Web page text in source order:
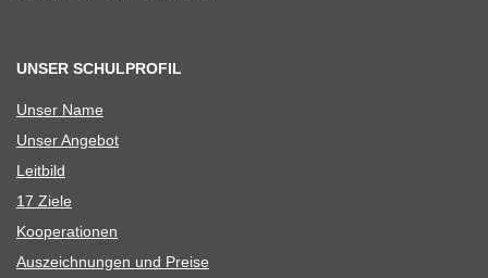
UNSER SCHULPROFIL
Unser Name
Unser Ange­bot
Leit­bild
17 Ziele
Koope­ra­tio­nen
Aus­zeich­nun­gen und Preise